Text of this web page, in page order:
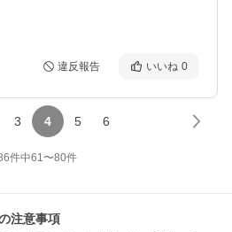
違反報告 いいね 0
3 4 5 6
件中61〜80件
注意事項